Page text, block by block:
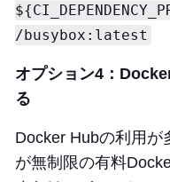
/busybox:latest
オプション4：
る
Docker Hubの利用が
が無制限の有料